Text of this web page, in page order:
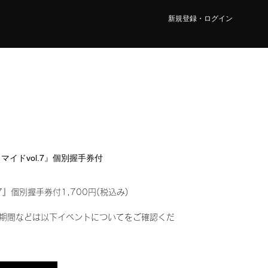
新規登録・ログイン
イドvol.7』個別握手券付
』個別握手券付1,700円(税込み)
間などは以下イベントについてをご確認くだ